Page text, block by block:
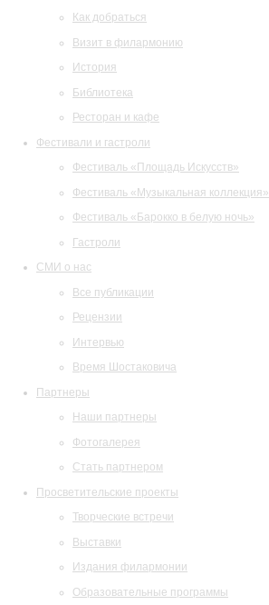
Как добраться
Визит в филармонию
История
Библиотека
Ресторан и кафе
Фестивали и гастроли
Фестиваль «Площадь Искусств»
Фестиваль «Музыкальная коллекция»
Фестиваль «Барокко в белую ночь»
Гастроли
СМИ о нас
Все публикации
Рецензии
Интервью
Время Шостаковича
Партнеры
Наши партнеры
Фотогалерея
Стать партнером
Просветительские проекты
Творческие встречи
Выставки
Издания филармонии
Образовательные программы